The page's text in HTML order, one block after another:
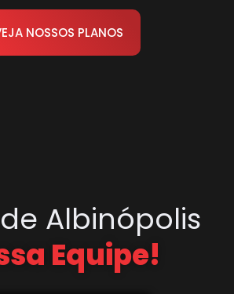
NOSSOS PLANOS
Albinópolis
Equipe!